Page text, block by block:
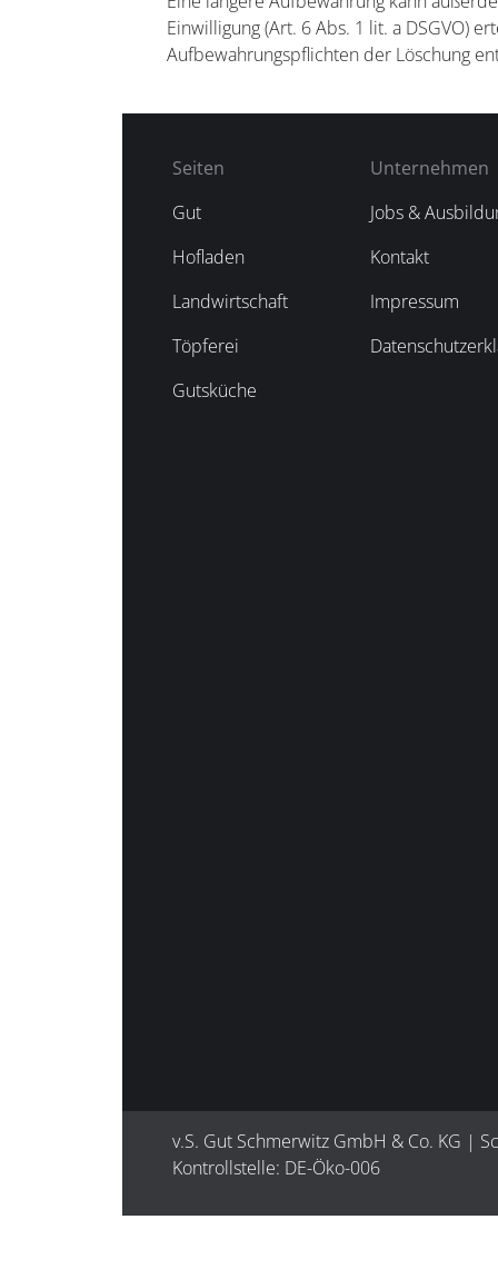
Einwilligung (Art. 6 Abs. 1 lit. a DSGVO)
Aufbewahrungspflichten der Löschung
Seiten
Gut
Hofladen
Landwirtschaft
Töpferei
Gutsküche
Unternehmen
Jobs &
Kontakt
Impressum
v.S. Gut Schmerwitz GmbH & Co. KG |
Kontrollstelle: DE-Öko-006